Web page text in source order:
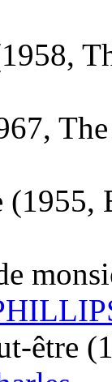
(1955,
être